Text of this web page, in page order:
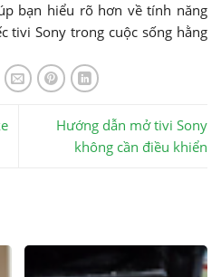
bạn hiểu rõ hơn về tính năng
tivi Sony trong cuộc sống hằng
Hướng dẫn mở tivi Sony
không cần điều khiển